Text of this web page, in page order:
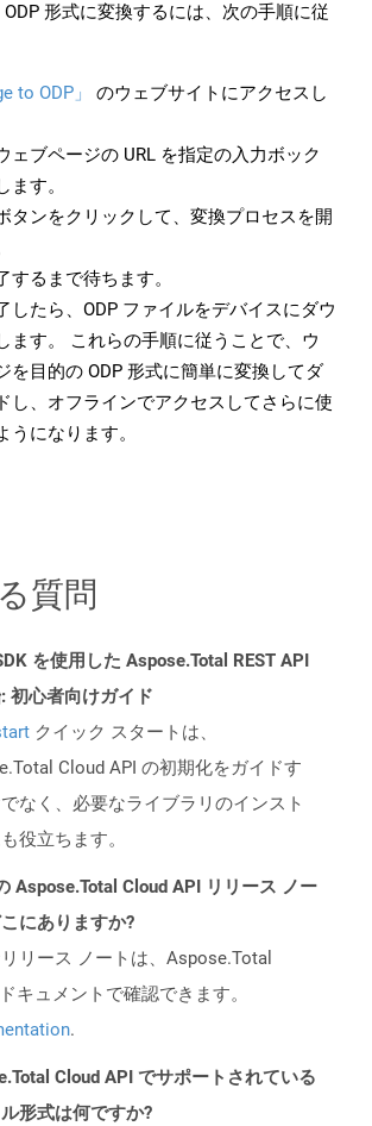
形式に変換するには、次の手順に従
to ODP」
のウェブサイトにアクセスし
ェブページの URL を指定の入力ボック
ます。
タンをクリックして、変換プロセスを開
するまで待ちます。
したら、ODP ファイルをデバイスにダウ
ます。 これらの手順に従うことで、ウ
を目的の ODP 形式に簡単に変換してダ
し、オフラインでアクセスしてさらに使
うになります。
質問
を使用した Aspose.Total REST API
初心者向けガイド
クイック スタートは、
Cloud API の初期化をガイドす
なく、必要なライブラリのインスト
役立ちます。
Aspose.Total Cloud API リリース ノー
こにありますか?
リース ノートは、Aspose.Total
キュメントで確認できます。
.
Cloud API でサポートされている
形式は何ですか?